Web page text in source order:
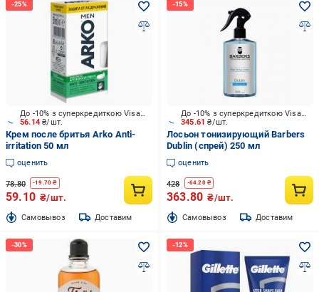
56.14₴/шт.
До -10% з суперкредиткою Visa Вигода
Крем после бритья Arko Anti-
irritation 50 мл
оценить
78.80 -19.70 ₴
59.10 ₴/шт.
Cамовывоз Доставим
345.61₴/шт.
До -10% з суперкредиткою Visa Вигода
Лосьон тонизирующий Barbers
Dublin (спрей) 250 мл
оценить
428 -64.20₴
363.80 ₴/шт.
Cамовывоз Доставим